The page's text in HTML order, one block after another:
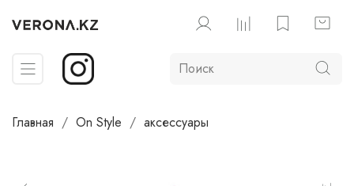
Главная On Style аксессуары